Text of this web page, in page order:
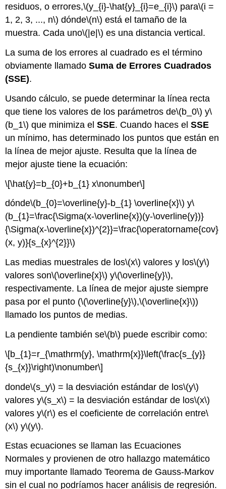
residuos, o errores,\(y_{i}-\hat{y}_{i}=e_{i}\) para\(i =
1, 2, 3, ..., n\) dónde\(n\) está el tamaño de la
muestra. Cada uno\(|e|\) es una distancia vertical.
La suma de los errores al cuadrado es el término
obviamente llamadoSuma de Errores Cuadrados
(SSE).
Usando cálculo, se puede determinar la línea recta
que tiene los valores de los parámetros de\(b_0\) y\
(b_1\) que minimiza elSSE. Cuando haces elSSE
un mínimo, has determinado los puntos que están en
la línea de mejor ajuste. Resulta que la línea de
mejor ajuste tiene la ecuación:
\[\hat{y}=b_{0}+b_{1} x\nonumber\]
dónde\(b_{0}=\overline{y}-b_{1} \overline{x}\) y\
(b_{1}=\frac{\Sigma(x-\overline{x})(y-\overline{y})}
{\Sigma(x-\overline{x})^{2}}=\frac{\operatorname{cov}
(x, y)}{s_{x}^{2}}\)
Las medias muestrales de los\(x\) valores y los\(y\)
valores son\(\overline{x}\) y\(\overline{y}\),
respectivamente. La línea de mejor ajuste siempre
pasa por el punto (\(\overline{y}\),\(\overline{x}\))
llamado los puntos de medias.
La pendiente también se\(b\) puede escribir como:
\[b_{1}=r_{\mathrm{y}, \mathrm{x}}\left(\frac{s_{y}}
{s_{x}}\right)\nonumber\]
donde\(s_y\) = la desviación estándar de los\(y\)
valores y\(s_x\) = la desviación estándar de los\(x\)
valores y\(r\) es el coeficiente de correlación entre\
(x\) y\(y\).
Estas ecuaciones se llaman las Ecuaciones
Normales y provienen de otro hallazgo matemático
muy importante llamado Teorema de Gauss-Markov
sin el cual no podríamos hacer análisis de regresión.